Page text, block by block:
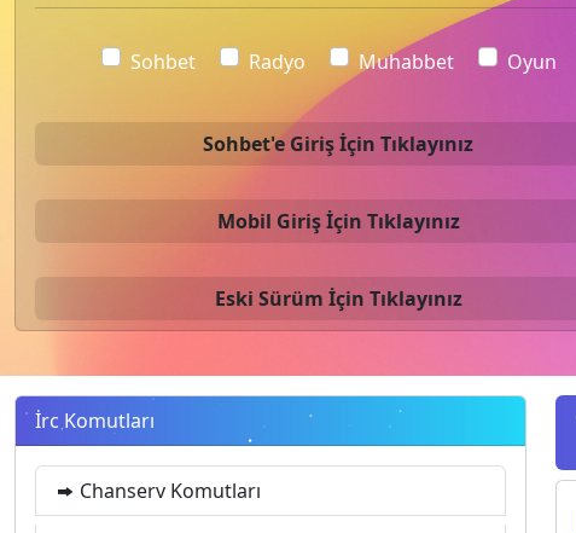
Sohbet Radyo Muhabbet Oyun
Sohbet'e Giriş İçin Tıklayınız
Mobil Giriş İçin Tıklayınız
Eski Sürüm İçin Tıklayınız
İrc Komutları
Chanserv Komutları